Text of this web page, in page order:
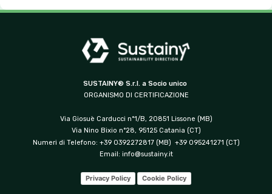
SUSTAINY® S.r.l. a Socio unico
ORGANISMO DI CERTIFICAZIONE
Via Giosuè Carducci n°1/B, 20851 Lissone (MB)
Via Nino Bixio n°28, 95125 Catania (CT)
Numeri di Telefono: +39 0392272817 (MB) +39 095241271 (CT)
Email: info@sustainy.it
Privacy Policy Cookie Policy